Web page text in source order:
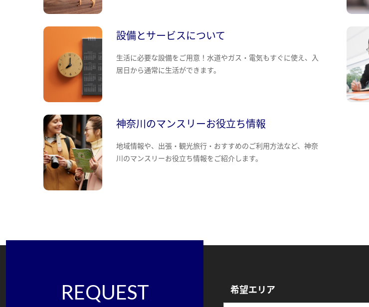
設備とサービスについて
生活に必要な設備をご用意！水道やガス・電気もすぐに使え、入
居日から通常に生活ができます。
神奈川のマンスリーお役立ち情報
地域情報や、出張・観光旅行・おすすめのご利用方法など、神奈
川のマンスリーお役立ち情報をご紹介します。
REQUEST 希望エリア